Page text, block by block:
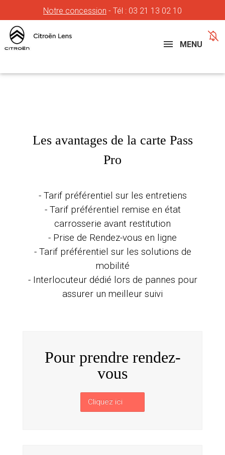
Notre concession - Tél : 03 21 13 02 10
Concessions
MENU
Les avantages de la carte Pass
Pro
- Tarif préférentiel sur les entretiens
- Tarif préférentiel remise en état
carrosserie avant restitution
- Prise de Rendez-vous en ligne
- Tarif préférentiel sur les solutions de
mobilité
- Interlocuteur dédié lors de pannes pour
assurer un meilleur suivi
Pour prendre rendez-
vous
Cliquez ici